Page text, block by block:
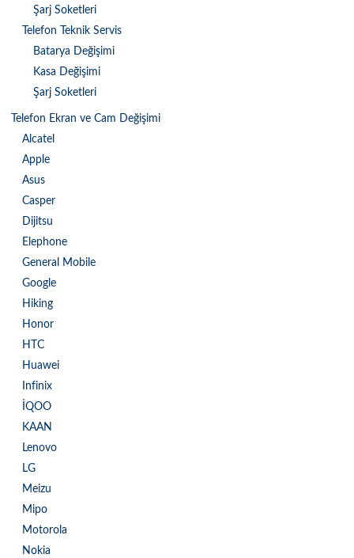
Şarj Soketleri
Telefon Teknik Servis
Batarya Değişimi
Kasa Değişimi
Şarj Soketleri
Telefon Ekran ve Cam Değişimi
Alcatel
Apple
Asus
Casper
Dijitsu
Elephone
General Mobile
Google
Hiking
Honor
HTC
Huawei
Infinix
İQOO
KAAN
Lenovo
LG
Meizu
Mipo
Motorola
Nokia